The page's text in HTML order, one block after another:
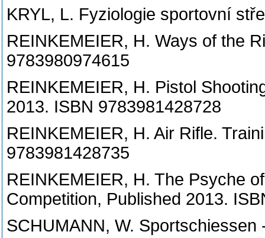
KRYL, L. Fyziologie sportovní
REINKEMEIER, H. Ways of the
9783980974615
REINKEMEIER, H. Pistol
2013. ISBN 9783981428728
REINKEMEIER, H. Air Rifle.
9783981428735
REINKEMEIER, H. The Psyche
Competition, Published 2013.
SCHUMANN, W. Sportschiessen